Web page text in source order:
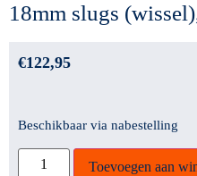
18mm slugs
€122,95
Beschikbaar via nabestelling
Toevoegen aan